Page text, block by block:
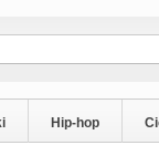
Hip-hop